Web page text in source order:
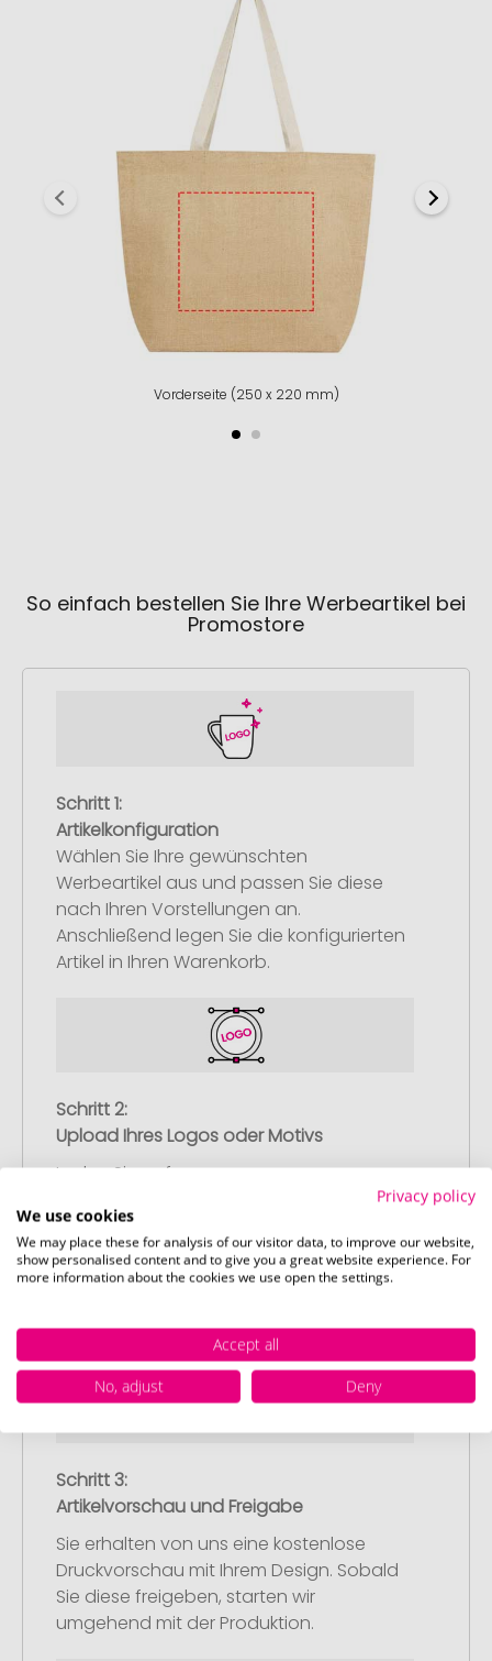
Vorderseite (250 x 220 mm)
So einfach bestellen Sie Ihre Werbeartikel bei
Promostore
Schritt 1:
Artikelkonfiguration
Wählen Sie Ihre gewünschten
Werbeartikel aus und passen Sie diese
nach Ihren Vorstellungen an.
Anschließend legen Sie die konfigurierten
Artikel in Ihren Warenkorb.
Schritt 2:
Upload Ihres Logos oder Motivs
Laden Sie auf unserer
Bestellabschlussseite (Checkout) Ihr Logo
oder Motiv hoch und schließen Sie Ihre
Bestellung ab. Falls Sie gerade keine
passende Datei zur Verfügung haben,
nachliefern.
Schritt 3:
Artikelvorschau und Freigabe
Sie erhalten von uns eine kostenlose
Druckvorschau mit Ihrem Design. Sobald
Sie diese freigeben, starten wir
umgehend mit der Produktion.
Privacy policy
We use cookies
We may place these for analysis of our visitor data, to improve our website,
show personalised content and to give you a great website experience. For
more information about the cookies we use open the settings.
Accept all
No, adjust
Deny